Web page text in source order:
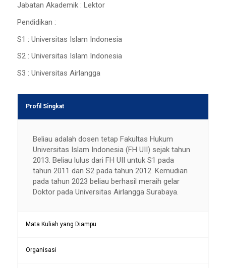
Jabatan Akademik : Lektor
Pendidikan :
S1 : Universitas Islam Indonesia
S2 : Universitas Islam Indonesia
S3 : Universitas Airlangga
Profil Singkat
Beliau adalah dosen tetap Fakultas Hukum
Universitas Islam Indonesia (FH UII) sejak tahun
2013. Beliau lulus dari FH UII untuk S1 pada
tahun 2011 dan S2 pada tahun 2012. Kemudian
pada tahun 2023 beliau berhasil meraih gelar
Doktor pada Universitas Airlangga Surabaya.
Mata Kuliah yang Diampu
Organisasi